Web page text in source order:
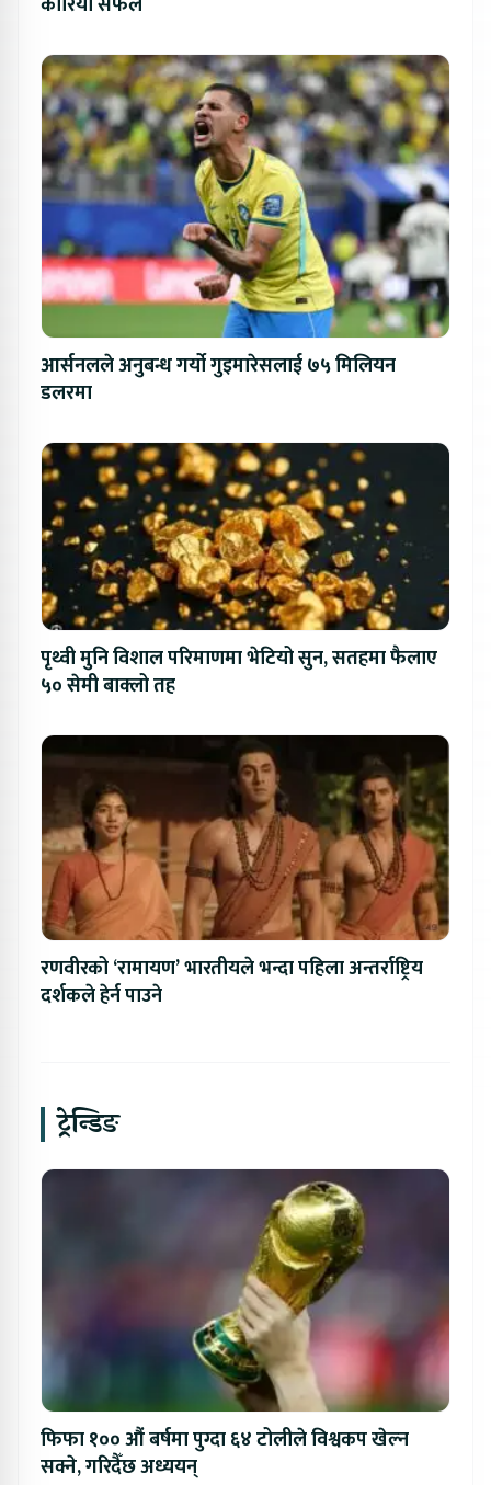
आर्सनलले अनुबन्ध गर्यो गुइमारेसलाई ७५ मिलियन
डलरमा
पृथ्वी मुनि विशाल परिमाणमा भेटियो सुन, सतहमा फैलाए
५० सेमी बाक्लो तह
रणवीरको ‘रामायण’ भारतीयले भन्दा पहिला अन्तर्राष्ट्रिय
दर्शकले हेर्न पाउने
ट्रेन्डिङ
फिफा १०० औं बर्षमा पुग्दा ६४ टोलीले विश्वकप खेल्न
सक्ने, गरिदैँछ अध्ययन्